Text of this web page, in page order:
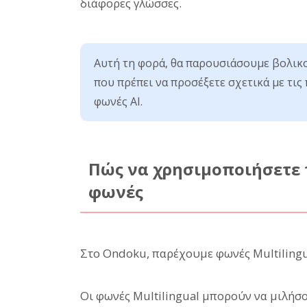
Αυτή τη φορά, θα παρουσιάσουμε
που πρέπει να προσέξετε σχετικά με
φωνές AI.
Πώς να
φωνές
Στο Ondoku, παρέχουμε φωνές
Οι φωνές Multilingual μπορούν να